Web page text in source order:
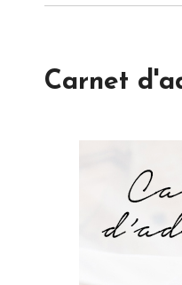
Carnet